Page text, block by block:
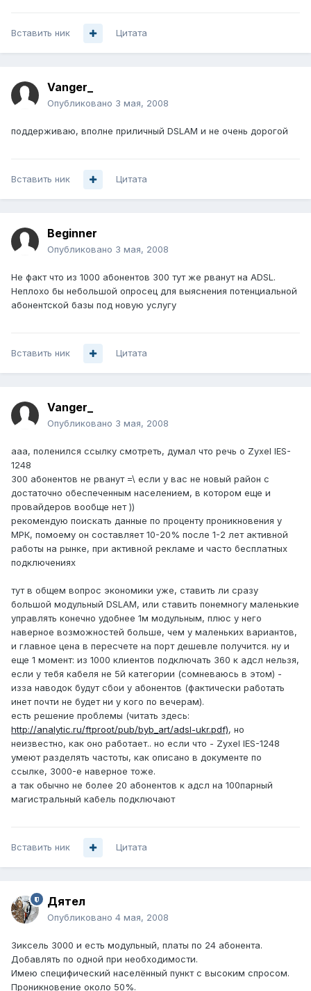
Вставить ник Цитата
Vanger_
Опубликовано 3 мая, 2008
поддерживаю, вполне приличный DSLAM и не очень дорогой
Вставить ник Цитата
Beginner
Опубликовано 3 мая, 2008
Не факт что из 1000 абонентов 300 тут же рванут на ADSL.
Неплохо бы небольшой опросец для выяснения потенциальной
абонентской базы под новую услугу
Вставить ник Цитата
Vanger_
Опубликовано 3 мая, 2008
ааа, поленился ссылку смотреть, думал что речь о Zyxel IES-
1248
300 абонентов не рванут =\ если у вас не новый район с
достаточно обеспеченным населением, в котором еще и
провайдеров вообще нет ))
рекомендую поискать данные по проценту проникновения у
МРК, помоему он составляет 10-20% после 1-2 лет активной
работы на рынке, при активной рекламе и часто бесплатных
подключениях
тут в общем вопрос экономики уже, ставить ли сразу
большой модульный DSLAM, или ставить понемногу маленькие
управлять конечно удобнее 1м модульным, плюс у него
наверное возможностей больше, чем у маленьких вариантов,
и главное цена в пересчете на порт дешевле получится. ну и
еще 1 момент: из 1000 клиентов подключать 360 к адсл нельзя,
если у тебя кабеля не 5й категории (сомневаюсь в этом) -
изза наводок будут сбои у абонентов (фактически работать
инет почти не будет ни у кого по вечерам).
есть решение проблемы (читать здесь:
http://analytic.ru/ftproot/pub/byb_art/adsl-ukr.pdf), но
неизвестно, как оно работает.. но если что - Zyxel IES-1248
умеют разделять частоты, как описано в документе по
ссылке, 3000-е наверное тоже.
а так обычно не более 20 абонентов к адсл на 100парный
магистральный кабель подключают
Вставить ник Цитата
Дятел
Опубликовано 4 мая, 2008
Зиксель 3000 и есть модульный, платы по 24 абонента.
Добавлять по одной при необходимости.
Имею специфический населённый пункт с высоким спросом.
Проникновение около 50%.